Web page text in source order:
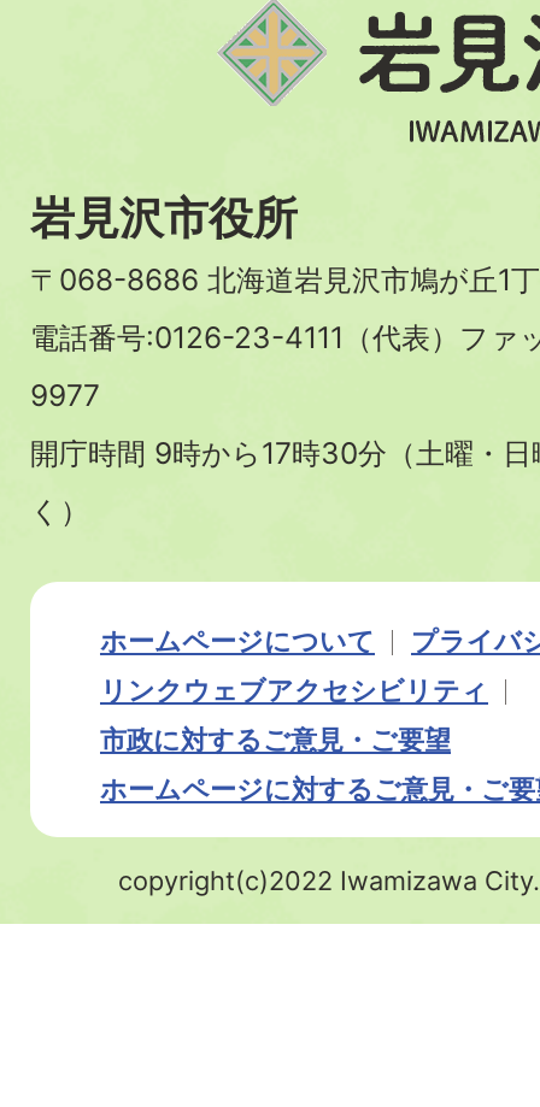
岩見沢市役所
〒068-8686 北海道岩見沢市鳩が丘1
電話番号:0126-23-4111（代表）フ
9977
開庁時間 9時から17時30分（土曜・
く）
ホームページについて
プライバ
リンク ウェブアクセシビリティ
市政に対するご意見・ご要望
ホームページに対するご意見・ご
copyright(c)2022 Iwamizawa